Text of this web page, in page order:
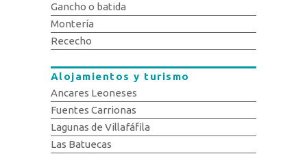
Gancho o batida
Montería
Rececho
Alojamientos y turismo
Ancares Leoneses
Fuentes Carrionas
Lagunas de Villafáfila
Las Batuecas